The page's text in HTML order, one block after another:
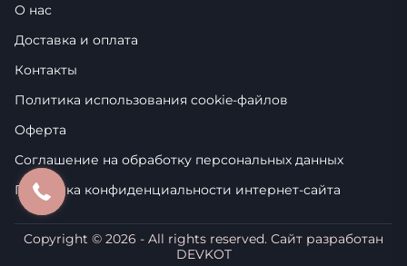
О нас
Доставка и оплата
Контакты
Политика использования cookie-фaйлoв
Оферта
Соглашение на обработку персональных данных
Политика конфиденциальности интернет-сайта
Copyright © 2026 - All rights reserved. Сайт разработан
DEVKOT